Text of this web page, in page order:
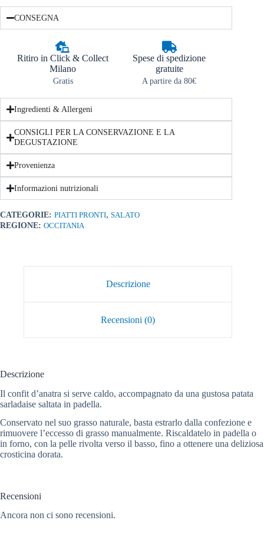
CONSEGNA
Ritiro in Click & Collect
Milano
Gratis
Spese di spedizione
gratuite
A partire da 80€
Ingredienti & Allergeni
CONSIGLI PER LA CONSERVAZIONE E LA
DEGUSTAZIONE
Provenienza
Informazioni nutrizionali
CATEGORIE: PIATTI PRONTI, SALATO
REGIONE: OCCITANIA
Descrizione
Recensioni (0)
Descrizione
Il confit d’anatra si serve caldo, accompagnato da una gustosa patata
sarladaise saltata in padella.
Conservato nel suo grasso naturale, basta estrarlo dalla confezione e
rimuovere l’eccesso di grasso manualmente. Riscaldatelo in padella o
in forno, con la pelle rivolta verso il basso, fino a ottenere una deliziosa
crosticina dorata.
Recensioni
Ancora non ci sono recensioni.